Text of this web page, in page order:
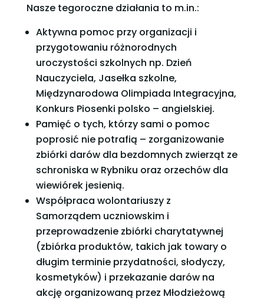
Nasze tegoroczne działania to m.in.:
Aktywna pomoc przy organizacji i
przygotowaniu różnorodnych
uroczystości szkolnych np. Dzień
Nauczyciela, Jasełka szkolne,
Międzynarodowa Olimpiada Integracyjna,
Konkurs Piosenki polsko – angielskiej.
Pamięć o tych, którzy sami o pomoc
poprosić nie potrafią – zorganizowanie
zbiórki darów dla bezdomnych zwierząt ze
schroniska w Rybniku oraz orzechów dla
wiewiórek jesienią.
Współpraca wolontariuszy z
Samorządem uczniowskim i
przeprowadzenie zbiórki charytatywnej
(zbiórka produktów, takich jak towary o
długim terminie przydatności, słodyczy,
kosmetyków) i przekazanie darów na
akcję organizowaną przez Młodzieżową